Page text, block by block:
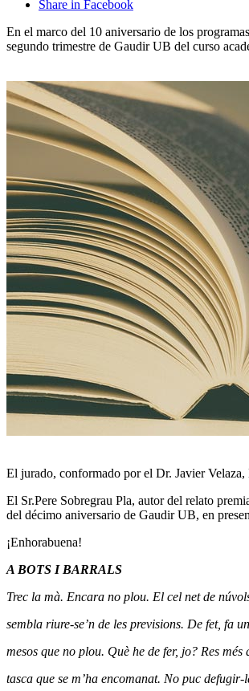
Share in Facebook
En el marco del 10 aniversario de los
segundo trimestre de Gaudir UB del curso
El jurado, conformado por el Dr. Javier
El Sr.Pere Sobregrau Pla, autor del relato
del décimo aniversario de Gaudir UB, en
¡Enhorabuena!
A BOTS I BARRALS
Trec la mà. Encara no plou. El cel net de
sembla riure-se’n de les previsions. De fet, fa
mesos que no plou. Què he de fer, jo? Res
tasca que se m’ha encomanat. No puc